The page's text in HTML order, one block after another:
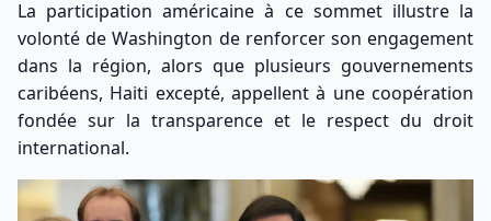
La participation américaine à ce sommet illustre la
volonté de Washington de renforcer son engagement
dans la région, alors que plusieurs gouvernements
caribéens, Haiti excepté, appellent à une coopération
fondée sur la transparence et le respect du droit
international.